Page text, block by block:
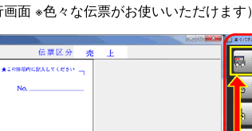
面 ※色々な伝票がお使いいただけます）